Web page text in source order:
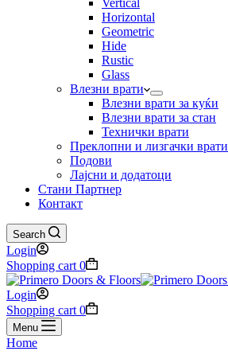
Vertical
Horizontal
Geometric
Hide
Rustic
Glass
Влезни врати
Влезни врати за куќи
Влезни врати за стан
Технички врати
Преклопни и лизгачки врати
Подови
Лајсни и додатоци
Стани Партнер
Контакт
Search
Login
Shopping cart 0
Login
Shopping cart 0
Menu
Home